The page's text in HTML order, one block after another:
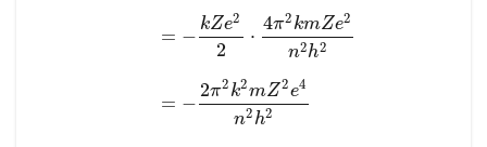
= −
kZe2
2
⋅
4π2 kmZe2
n2h2
= −
2π2 k2mZ2e4
n2 h2